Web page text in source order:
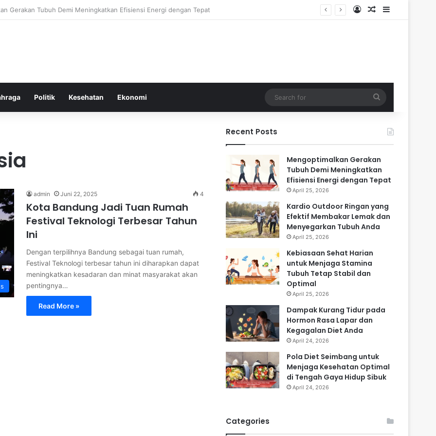
Ringan yang Efektif Membakar Lemak dan Menyegarkan Tubuh Anda Log InRandom Article
Sidebar
Politik Kesehatan Ekonomi
for
admin Juni 22, 2025 4
Kota Bandung Jadi Tuan Rumah
Festival Teknologi Terbesar Tahun
Ini
Dengan terpilihnya Bandung sebagai tuan rumah,
Festival Teknologi terbesar tahun ini diharapkan dapat
meningkatkan kesadaran dan minat masyarakat akan
pentingnya…
Read More »
Recent Posts
Mengoptimalkan Gerakan
Tubuh Demi Meningkatkan
Efisiensi Energi dengan Tepat
April 25, 2026
Kardio Outdoor Ringan yang
Efektif Membakar Lemak dan
Menyegarkan Tubuh Anda
April 25, 2026
Kebiasaan Sehat Harian
untuk Menjaga Stamina
Tubuh Tetap Stabil dan
Optimal
April 25, 2026
Dampak Kurang Tidur pada
Hormon Rasa Lapar dan
Kegagalan Diet Anda
April 24, 2026
Pola Diet Seimbang untuk
Menjaga Kesehatan Optimal
di Tengah Gaya Hidup Sibuk
April 24, 2026
Categories